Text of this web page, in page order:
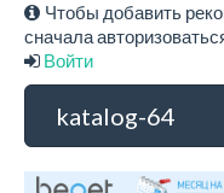
Чтобы добавить
сначала
Войти
katalog-64
Каталог услуг